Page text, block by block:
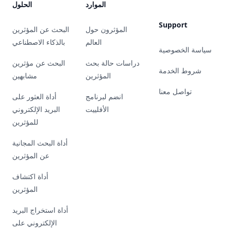
الحلول
البحث عن المؤثرين
بالذكاء الاصطناعي
البحث عن مؤثرين
مشابهين
أداة العثور على
البريد الإلكتروني
للمؤثرين
أداة البحث المجانية
عن المؤثرين
أداة اكتشاف
المؤثرين
أداة استخراج البريد
الإلكتروني على
الموارد
المؤثرون حول
العالم
دراسات حالة بحث
المؤثرين
انضم لبرنامج
الأفلييت
Support
سياسة الخصوصية
شروط الخدمة
تواصل معنا